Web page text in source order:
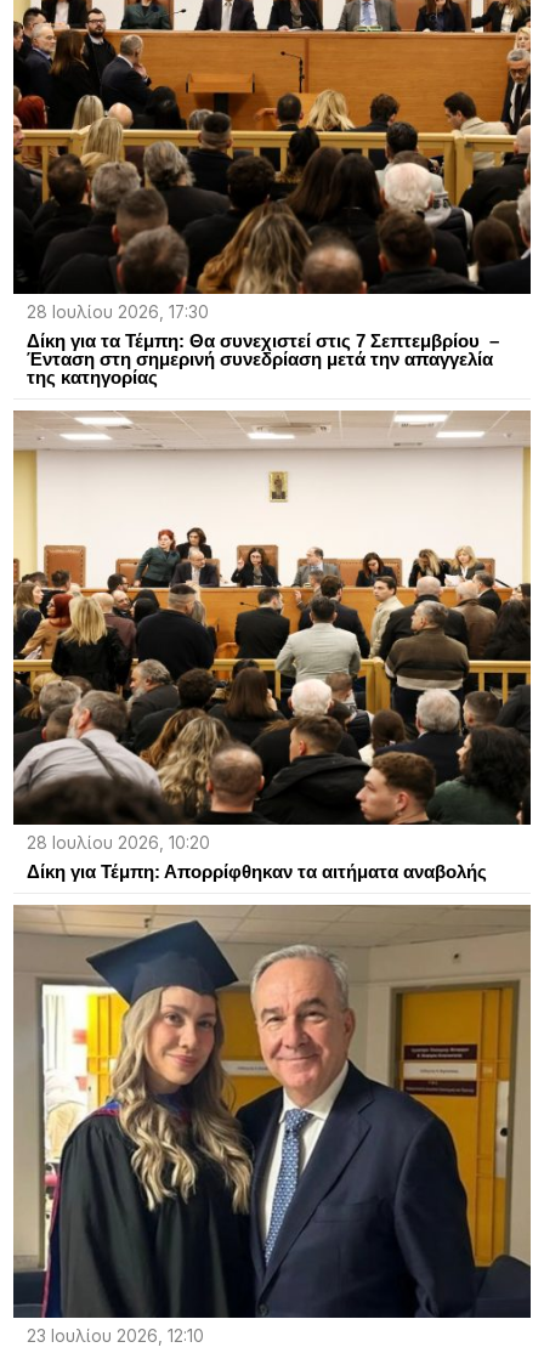
28 Ιουλίου 2026, 17:30
Δίκη για τα Τέμπη: Θα συνεχιστεί στις 7 Σεπτεμβρίου –
Ένταση στη σημερινή συνεδρίαση μετά την απαγγελία
της κατηγορίας
28 Ιουλίου 2026, 10:20
Δίκη για Τέμπη: Απορρίφθηκαν τα αιτήματα αναβολής
23 Ιουλίου 2026, 12:10